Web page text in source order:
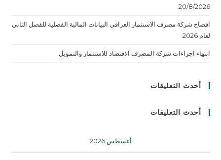
20/8/2026.
افصاح شركة مصرف الاستثمار العراقي البيانات المالية الفصلية للفصل الثاني
لعام 2026
انتهاء اجراءات شركة المصرف الاقتصاد للاستثمار والتمويل
أحدث التعليقات
أحدث التعليقات
أغسطس 2026